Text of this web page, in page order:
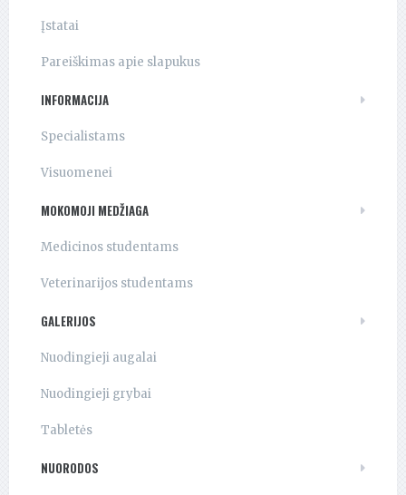
Įstatai
Pareiškimas apie slapukus
INFORMACIJA
Specialistams
Visuomenei
MOKOMOJI MEDŽIAGA
Medicinos studentams
Veterinarijos studentams
GALERIJOS
Nuodingieji augalai
Nuodingieji grybai
Tabletės
NUORODOS